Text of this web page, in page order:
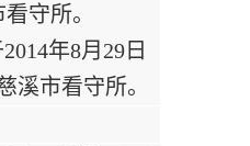
守所。
年8月29日
溪市看守所。